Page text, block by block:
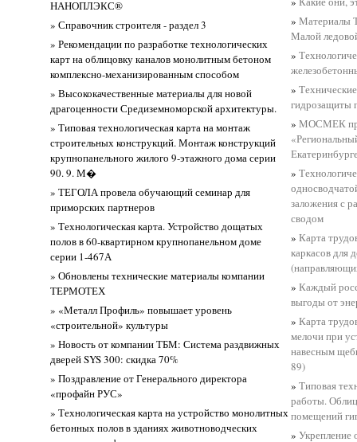
НАНОПЛЭКС®
» Справочник строителя - раздел 3
» Рекомендации по разработке технологических
карт на облицовку каналов монолитным бетоном
комплексно-механизированным способом
» Высококачественные материалы для новой
драгоценности Средиземноморской архитектуры.
» Типовая технологическая карта на монтаж
строительных конструкций. Монтаж конструкций
крупнопанельного жилого 9-этажного дома серии
90. 9. М�
» ТЕГОЛА провела обучающий семинар для
приморских партнеров
» Технологическая карта. Устройство дощатых
полов в 60-квартирном крупнопанельном доме
серии 1-467А
» Обновлены технические материалы компании
ТЕРМОТЕХ
» «Металл Профиль» повышает уровень
«строительной» культуры
» Новость от компании ТБМ: Система раздвижных
дверей SYS 300: скидка 70%
» Поздравление от Генерального директора
«профайн РУС»
» Технологическая карта на устройство монолитных
бетонных полов в зданиях животноводческих
»Материалы
Малой
»
»
гидрозащиты
»МОСМЕК
»
заложения с
сводом
»Карта
каркасов для
»Каждый
выгоды от
»Карта
мелочи при
навесным
89)
»Типовая
работы.
помещений
»Укрепление